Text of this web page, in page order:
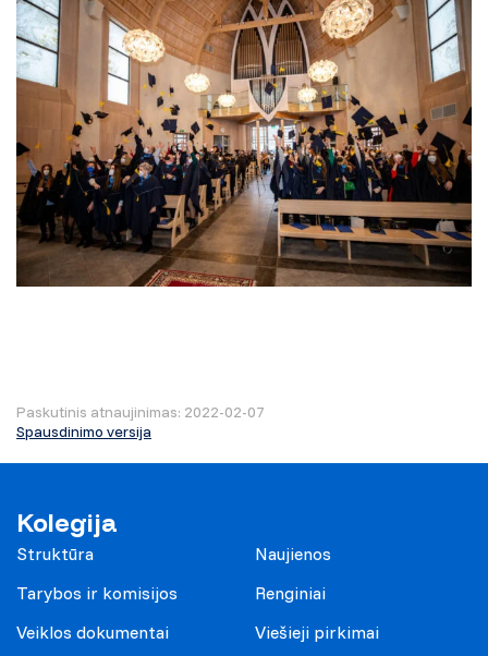
Paskutinis atnaujinimas: 2022-02-07
Spausdinimo versija
Kolegija
Struktūra
Tarybos ir komisijos
Veiklos dokumentai
Naujienos
Renginiai
Viešieji pirkimai